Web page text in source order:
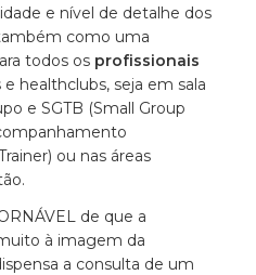
e nível de detalhe dos
como uma
todos os profissionais
healthclubs, seja em sala
e SGTB (Small Group
ou nas áreas
de que a
à imagem da
a consulta de um